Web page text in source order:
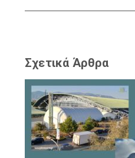
Σχετικά Άρθρα